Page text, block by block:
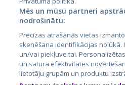
City24.lv
City24.ee
GetaPro.lv
GetaPro.ee
Skelbiu.lt
Mēs un mūsu partneri
nodrošinātu:
Precīzas atrašanās vietas
skenēšana identifikācijas nolūkā.
un/vai piekļuve tai.
un satura efektivitātes
lietotāju grupām un produktu